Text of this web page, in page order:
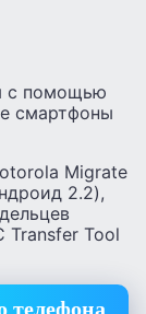
с помощью
смартфоны
Migrate
2.2),
Transfer Tool
телефона